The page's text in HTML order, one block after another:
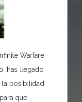
Warfare
has llegado
posibilidad
que